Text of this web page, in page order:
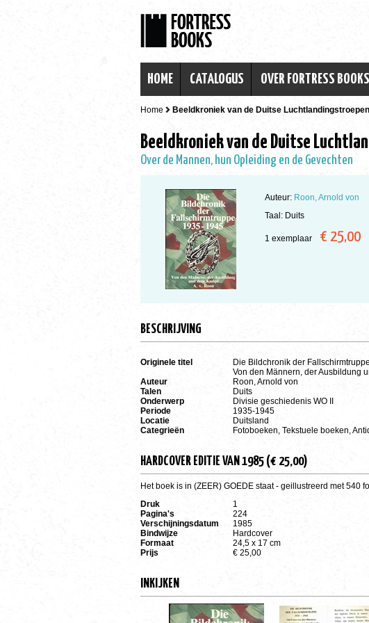
HOME CATALOGUS OVER FORTRESS BOOKS
Home Beeldkroniek van de Duitse
Beeldkroniek van de Duitse
Over de Mannen, hun Opleiding en de Gevechten
Auteur: Roon, Arnold von
Taal: Duits
1 exemplaar € 25,00
BESCHRIJVING
Originele titel
Die Bildchronik der
Von den Männern, der Ausbildung
Auteur
Roon, Arnold von
Talen
Duits
Onderwerp
Divisie geschiedenis WO II
Periode
1935-1945
Locatie
Duitsland
Categrieën
Fotoboeken, Tekstuele boeken,
HARDCOVER EDITIE VAN 1985 (€ 25,00)
Het boek is in (ZEER) GOEDE staat - geillustreerd met 540
Druk
1
Pagina's
224
Verschijningsdatum
1985
Bindwijze
Hardcover
Formaat
24,5 x 17 cm
Prijs
€ 25,00
INKIJKEN